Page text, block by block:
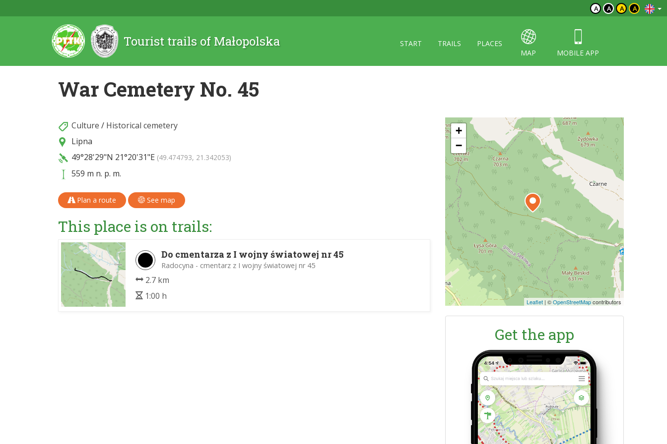
A A A A
Tourist trails of Małopolska START TRAILS
PLACES
MAP
MOBILE APP
War Cemetery No. 45
Culture / Historical cemetery
Lipna
49°28'29"N 21°20'31"E (49.474793, 21.342053)
559 m n. p. m.
Plan a route See map
This place is on trails:
Do cmentarza z I wojny światowej nr 45
Radocyna - cmentarz z I wojny światowej nr 45
2.7 km
1:00 h
+
−
Leaflet | ©OpenStreetMapcontributors
Get the app